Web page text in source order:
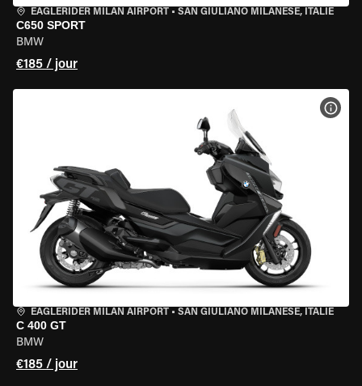
EAGLERIDER MILAN AIRPORT • SAN GIULIANO MILANESE, ITALIE
C650 SPORT
BMW
€185 / jour
EAGLERIDER MILAN AIRPORT • SAN GIULIANO MILANESE, ITALIE
C 400 GT
BMW
€185 / jour